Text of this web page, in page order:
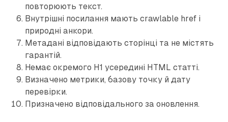
повторюють текст.
Внутрішні посилання мають crawlable href і
природні анкори.
Метадані відповідають сторінці та не містять
гарантій.
Немає окремого H1 усередині HTML статті.
Визначено метрики, базову точку й дату
перевірки.
Призначено відповідального за оновлення.